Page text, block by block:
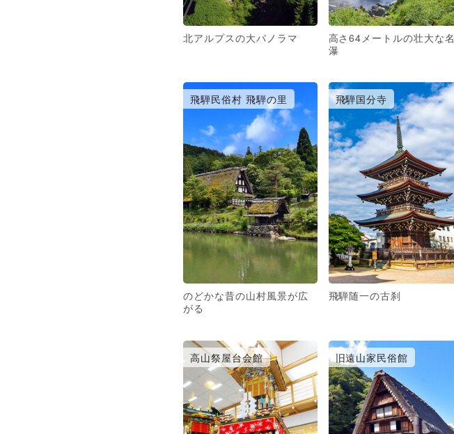
北アルプスの大パノラマ
高さ64メートルの壮大な名
瀑
飛騨民俗村 飛騨の里
のどかな昔の山村風景が広
がる
飛騨国分寺
飛騨随一の古刹
高山祭屋台会館 旧遠山家民俗館